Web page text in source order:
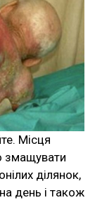
Місця
змащувати
ділянок,
день і також